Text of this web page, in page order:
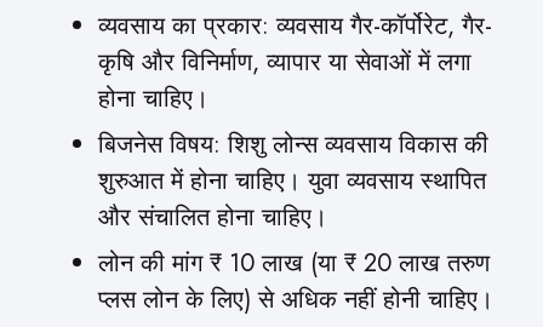
व्यवसाय का प्रकार: व्यवसाय गैर-कॉर्पोरेट, गैर-
कृषि और विनिर्माण, व्यापार या सेवाओं में लगा
होना चाहिए।
बिजनेस विषय: शिशु लोन्स व्यवसाय विकास की
शुरुआत में होना चाहिए। युवा व्यवसाय स्थापित
और संचालित होना चाहिए।
लोन की मांग ₹ 10 लाख (या ₹ 20 लाख तरुण
प्लस लोन के लिए) से अधिक नहीं होनी चाहिए।